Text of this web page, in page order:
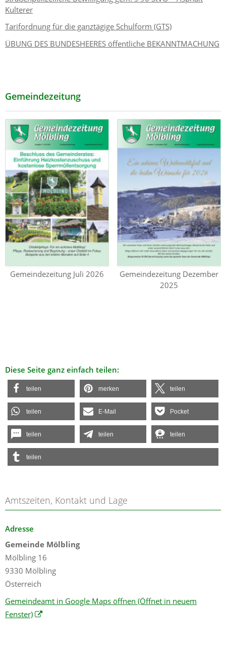
Kulterer
Tarifordnung für die ganztägige Schulform (GTS)
ÜBUNG DES BUNDESHEERES öffentliche BEKANNTMACHUNG
Gemeindezeitung
Gemeindezeitung Juli 2026
Gemeindezeitung Dezember
2025
Diese Seite ganz einfach teilen:
teilen merken teilen
teilen E-Mail Pocket
teilen teilen teilen
teilen
Amtszeiten, Kontakt und Lage
Adresse
Gemeinde Mölbling
Mölbling 16
9330 Mölbling
Österreich
Gemeindeamt in Google Maps öffnen (Öffnet in neuem
Fenster)